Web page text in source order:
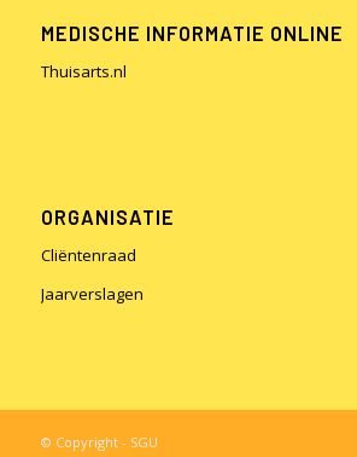
MEDISCHE INFORMATIE ONLINE
Thuisarts.nl
ORGANISATIE
Cliëntenraad
Jaarverslagen
© Copyright - SGU